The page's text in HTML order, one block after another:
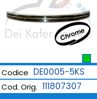
Codice DE0005-5KS
Cod. Orig. 111807307